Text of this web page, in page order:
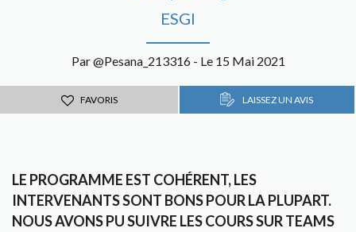
ESGI
Par @Pesana_213316 - Le 15 Mai 2021
FAVORIS LAISSEZ UN AVIS
LE PROGRAMME EST COHÉRENT, LES
INTERVENANTS SONT BONS POUR LA PLUPART.
NOUS AVONS PU SUIVRE LES COURS SUR TEAMS